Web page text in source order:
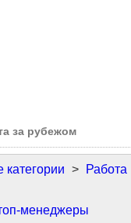
за рубежом
категории > Работа
менеджеры